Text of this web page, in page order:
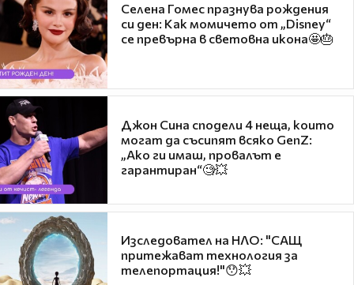
Селена Гомес празнува рождения
си ден: Как момичето от „Disney“
се превърна в световна икона🤩🎂
Джон Сина сподели 4 неща, които
могат да съсипят всяко GenZ:
„Ако ги имаш, провалът е
гарантиран“🧐💥
Изследовател на НЛО: "САЩ
притежават технология за
телепортация!"😯💥